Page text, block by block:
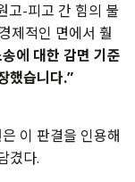
고-피고 간 힘의 불
제적인 면에서 훨
에 대한 감면 기준
했습니다.”
이 판결을 인용해
겼다.